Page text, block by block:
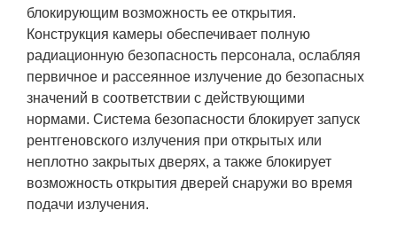
блокирующим возможность ее открытия.
Конструкция камеры обеспечивает полную
радиационную безопасность персонала, ослабляя
первичное и рассеянное излучение до безопасных
значений в соответствии с действующими
нормами. Система безопасности блокирует запуск
рентгеновского излучения при открытых или
неплотно закрытых дверях, а также блокирует
возможность открытия дверей снаружи во время
подачи излучения.